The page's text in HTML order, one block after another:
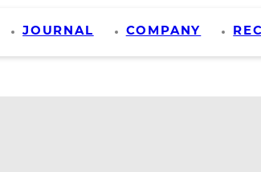
JOURNAL COMPANY